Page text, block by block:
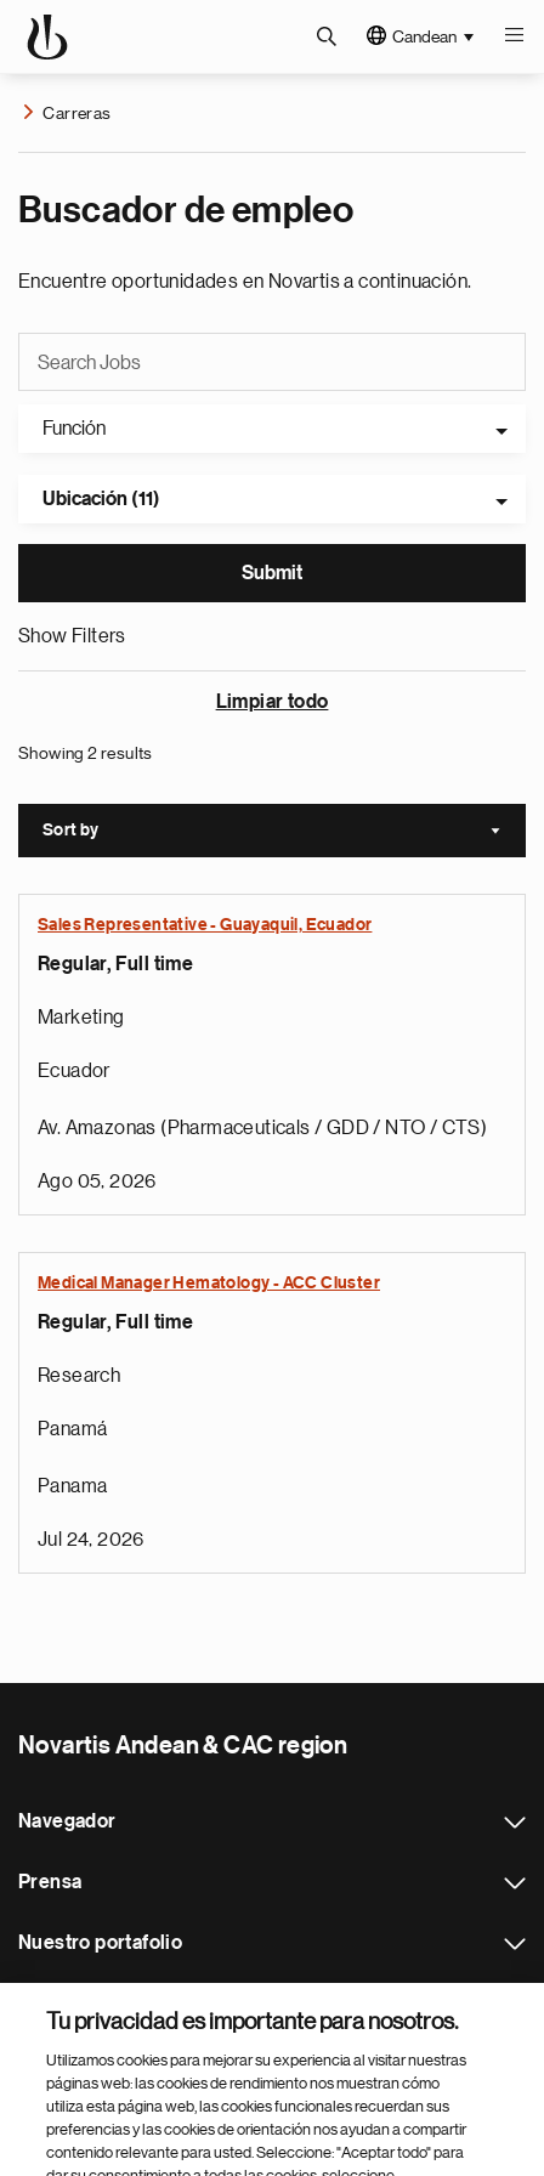
Candean
Carreras
Buscador de empleo
Encuentre oportunidades en Novartis a continuación.
Función
Ubicación (11)
Show Filters
Limpiar todo
Showing 2 results
Sort by Sort
Sales Representative - Guayaquil, Ecuador
Regular, Full time
Marketing
Ecuador
Av. Amazonas (Pharmaceuticals / GDD / NTO / CTS)
Ago 05, 2026
Medical Manager Hematology - ACC Cluster
Regular, Full time
Research
Panamá
Panama
Jul 24, 2026
Novartis Andean & CAC region
Navegador
Prensa
Nuestro portafolio
Footer Site Search
Tu privacidad es importante para nosotros.
Utilizamos cookies para mejorar su experiencia al visitar nuestras
páginas web: las cookies de rendimiento nos muestran cómo
utiliza esta página web, las cookies funcionales recuerdan sus
preferencias y las cookies de orientación nos ayudan a compartir
contenido relevante para usted. Seleccione: "Aceptar todo" para